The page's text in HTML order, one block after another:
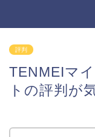
評判
TENMEIマ
トの評判が